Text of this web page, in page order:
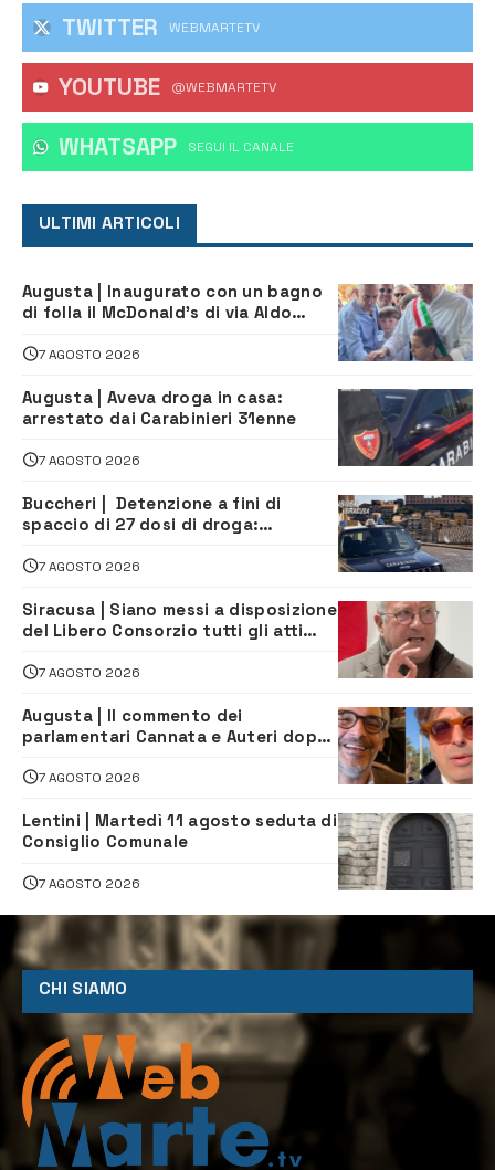
TWITTER WEBMARTETV
YOUTUBE @WEBMARTETV
WHATSAPP ‎SEGUI IL CANALE
ULTIMI ARTICOLI
Augusta | Inaugurato con un bagno
di folla il McDonald’s di via Aldo
7 AGOSTO 2026
Augusta | Aveva droga in casa:
arrestato dai Carabinieri 31enne
7 AGOSTO 2026
Buccheri | Detenzione a fini di
spaccio di 27 dosi di droga:
7 AGOSTO 2026
Siracusa | Siano messi a disposizione
del Libero Consorzio tutti gli atti
7 AGOSTO 2026
Augusta | Il commento dei
parlamentari Cannata e Auteri dopo
depuratore
7 AGOSTO 2026
Lentini | Martedì 11 agosto seduta di
Consiglio Comunale
7 AGOSTO 2026
CHI SIAMO